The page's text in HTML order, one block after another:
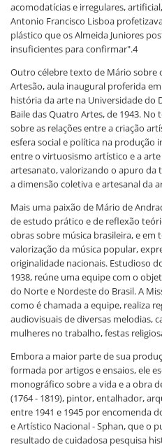
acomodatícias e irregulares,
Antonio Francisco Lisboa
plástico que os Almeida Juniores
insuficientes para confirmar".4
Outro célebre texto de Mário sobre
Artesão, aula inaugural proferida
história da arte na Universidade do
Baile das Quatro Artes, de 1943.
sobre as relações entre a criação
esfera social e política na produção
entre o virtuosismo artístico e a arte
artesanato, valorizando o apuro da
a dimensão coletiva e artesanal da
Mais uma paixão de Mário de
de estudo prático e de reflexão
obras sobre música brasileira, e em
valorização da música popular,
originalidade nacionais. Estudioso
1938, reúne uma equipe com o
do Norte e Nordeste do Brasil. A
como é chamada a equipe, realiza
audiovisuais de diversas melodias,
mulheres no trabalho, festas
Embora a maior parte de sua
formada por artigos e ensaios, ele
monográfico sobre a vida e a obra
(1764 - 1819), pintor, entalhador,
entre 1941 e 1945 por encomenda
e Artístico Nacional - Sphan, que o
resultado de cuidadosa pesquisa